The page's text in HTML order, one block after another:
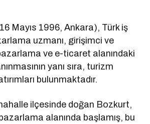
Mayıs 1996, Ankara), Türk iş
uzmanı, girişimci ve
ve e-ticaret alanındaki
yanı sıra, turizm
bulunmaktadır.
ilçesinde doğan Bozkurt,
alanında başlamış, bu